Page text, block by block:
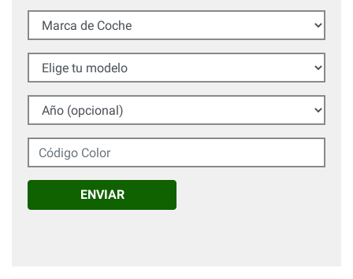
Marca de Coche
Elige tu modelo
Año (opcional)
Código Color
ENVIAR